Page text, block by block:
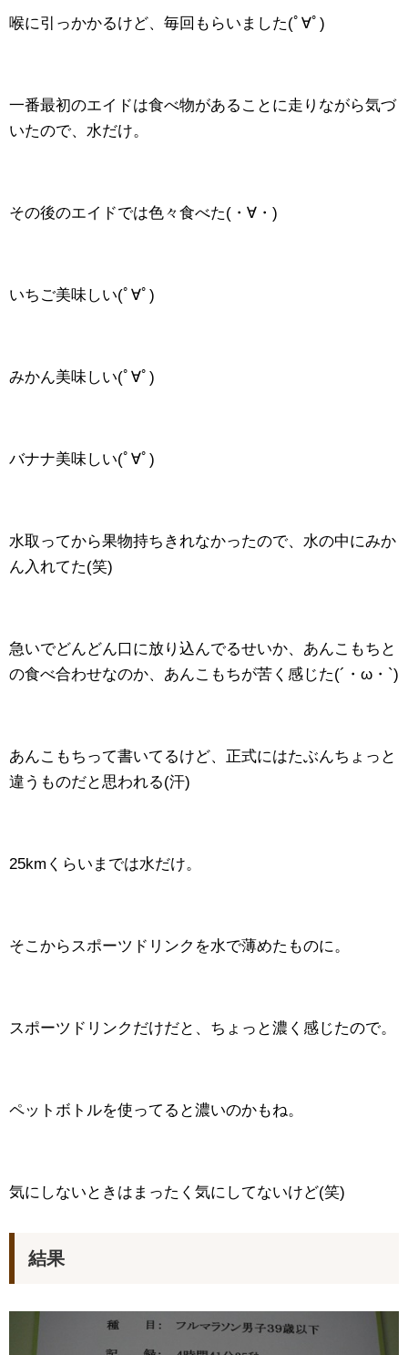
喉に引っかかるけど、毎回もらいました(ﾟ∀ﾟ)
一番最初のエイドは食べ物があることに走りながら気づ
いたので、水だけ。
その後のエイドでは色々食べた(・∀・)
いちご美味しい(ﾟ∀ﾟ)
みかん美味しい(ﾟ∀ﾟ)
バナナ美味しい(ﾟ∀ﾟ)
水取ってから果物持ちきれなかったので、水の中にみか
ん入れてた(笑)
急いでどんどん口に放り込んでるせいか、あんこもちと
の食べ合わせなのか、あんこもちが苦く感じた(´・ω・`)
あんこもちって書いてるけど、正式にはたぶんちょっと
違うものだと思われる(汗)
25kmくらいまでは水だけ。
そこからスポーツドリンクを水で薄めたものに。
スポーツドリンクだけだと、ちょっと濃く感じたので。
ペットボトルを使ってると濃いのかもね。
気にしないときはまったく気にしてないけど(笑)
結果